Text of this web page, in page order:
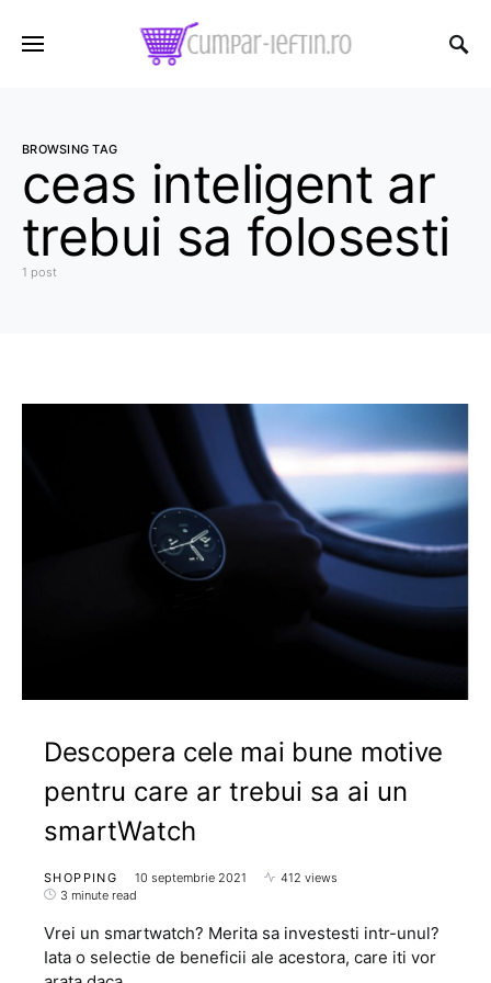
BROWSING TAG
ceas inteligent ar
trebui sa folosesti
1 post
Descopera cele mai bune motive
pentru care ar trebui sa ai un
smartWatch
SHOPPING 10 septembrie 2021
412 views
3 minute read
Vrei un smartwatch? Merita sa investesti intr-unul?
Iata o selectie de beneficii ale acestora, care iti vor